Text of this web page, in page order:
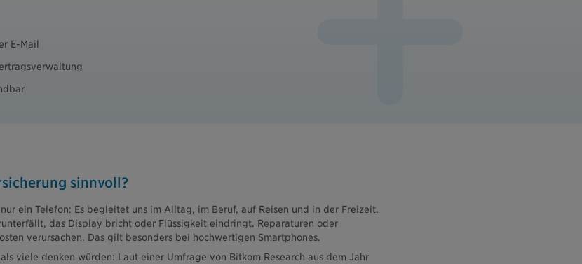
E-Mail
sinnvoll?
ein Telefon: Es begleitet uns im Alltag, im Beruf, auf Reisen und in der Freizeit.
das Display bricht oder Flüssigkeit eindringt. Reparaturen oder
verursachen. Das gilt besonders bei hochwertigen Smartphones.
viele denken würden: Laut einer Umfrage von Bitkom Research aus dem Jahr